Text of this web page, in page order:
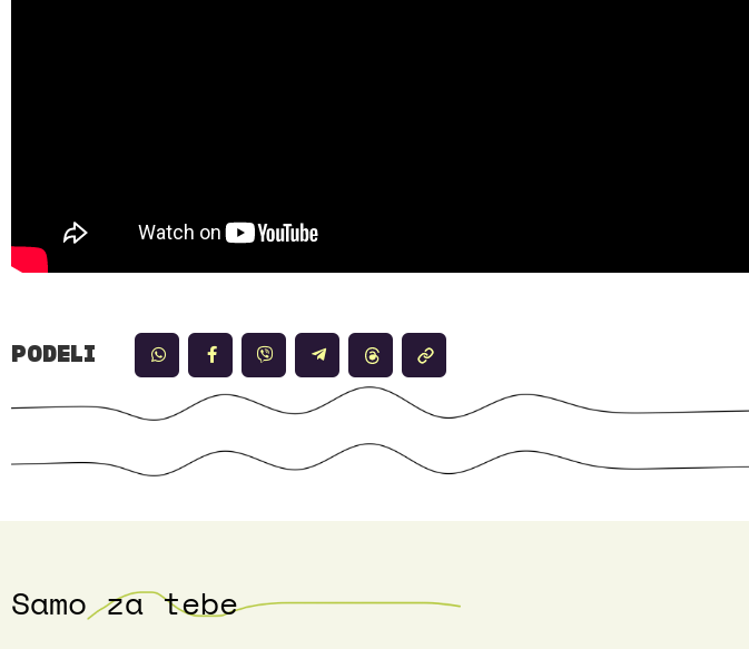
PODELI
Samo za tebe